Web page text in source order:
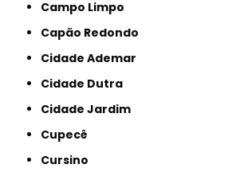
Campo Limpo
Capão Redondo
Cidade Ademar
Cidade Dutra
Cidade Jardim
Cupecê
Cursino